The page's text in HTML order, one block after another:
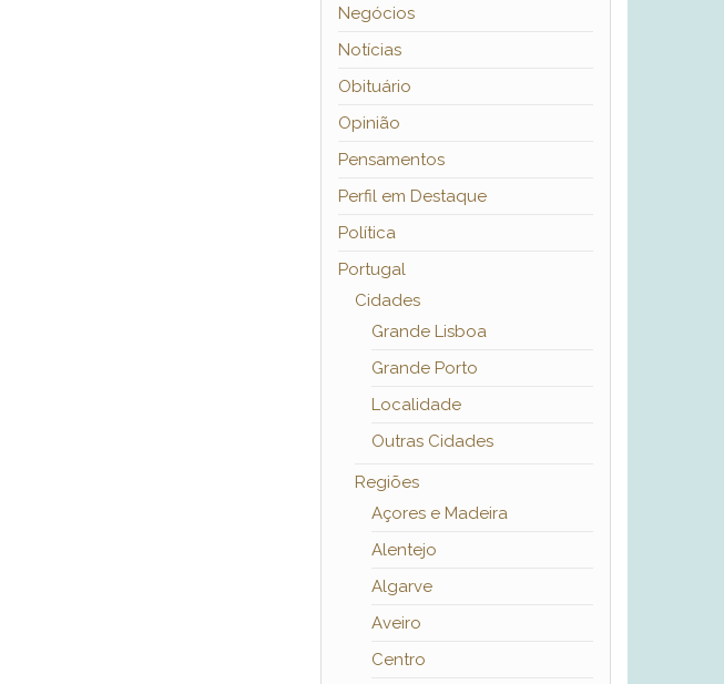
Negócios
Notícias
Obituário
Opinião
Pensamentos
Perfil em Destaque
Política
Portugal
Cidades
Grande Lisboa
Grande Porto
Localidade
Outras Cidades
Regiões
Açores e Madeira
Alentejo
Algarve
Aveiro
Centro